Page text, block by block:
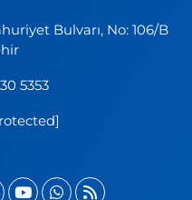
Bulvarı, No: 106/B
5353